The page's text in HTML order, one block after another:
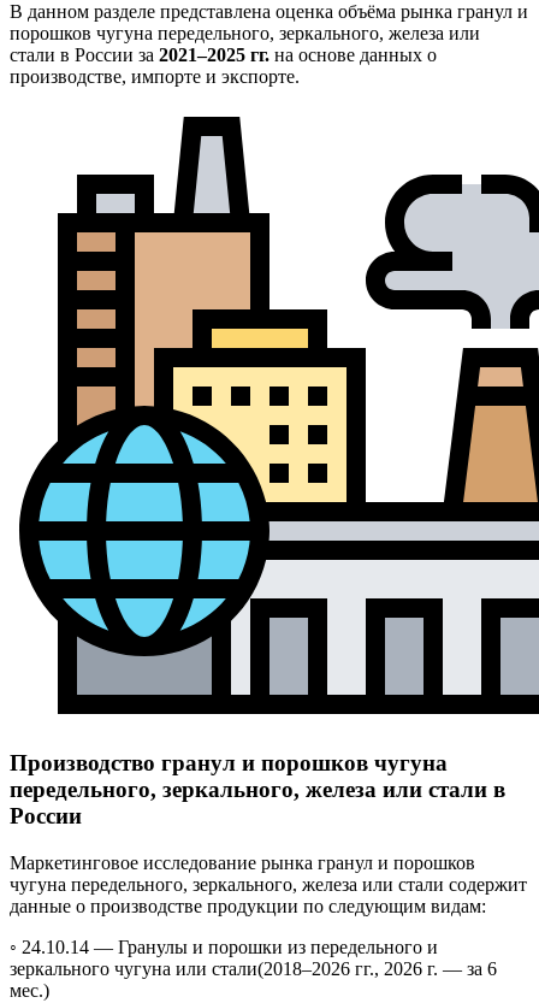
В данном разделе представлена оценка объёма рынка гранул и
порошков чугуна передельного, зеркального, железа или
стали в России за 2021–2025 гг. на основе данных о
производстве, импорте и экспорте.
Производство гранул и порошков чугуна
передельного, зеркального, железа или стали в
России
Маркетинговое исследование рынка гранул и порошков
чугуна передельного, зеркального, железа или стали содержит
данные о производстве продукции по следующим видам:
◦ 24.10.14 — Гранулы и порошки из передельного и
зеркального чугуна или стали(2018–2026 гг., 2026 г. — за 6
мес.)